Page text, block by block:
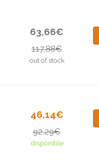
63,66€
117,88€
out of stock
46,14€
92,29€
disponible